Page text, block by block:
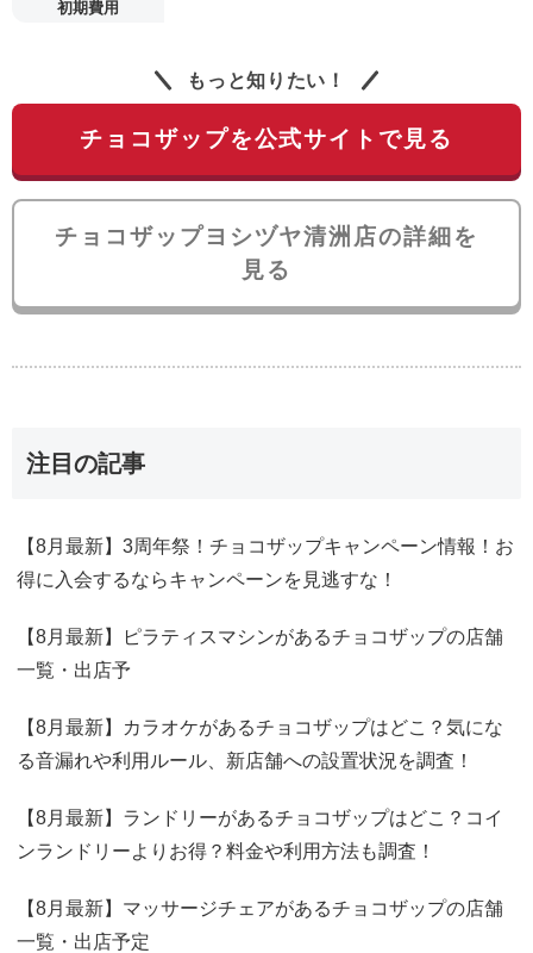
初期費用
もっと知りたい！
チョコザップを公式サイトで見る
チョコザップヨシヅヤ清洲店の詳細を
見る
注目の記事
【8月最新】3周年祭！チョコザップキャンペーン情報！お
得に入会するならキャンペーンを見逃すな！
【8月最新】ピラティスマシンがあるチョコザップの店舗
一覧・出店予
【8月最新】カラオケがあるチョコザップはどこ？気にな
る音漏れや利用ルール、新店舗への設置状況を調査！
【8月最新】ランドリーがあるチョコザップはどこ？コイ
ンランドリーよりお得？料金や利用方法も調査！
【8月最新】マッサージチェアがあるチョコザップの店舗
一覧・出店予定